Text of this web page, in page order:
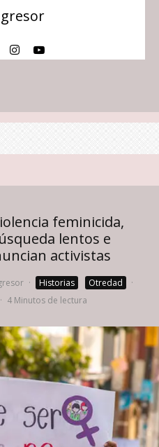
feminicida,
lentos e
activistas
· Historias Otredad
·
· 4 Minutos de lectura